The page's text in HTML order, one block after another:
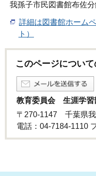
我孫子市民図書館布佐
詳細は図書館ホーム
ト）
このページについ
教育委員会 生涯学
〒270-1147 千葉県
電話：04-7184-1110